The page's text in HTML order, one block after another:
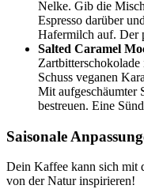
Nelke. Gib die
Espresso darüber
Hafermilch auf. Der
Salted Caramel
Schuss veganen
Mit aufgeschäumter
bestreuen. Eine
Saisonale
Dein Kaffee kann sich mit
von der Natur inspirieren!